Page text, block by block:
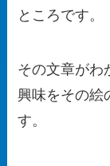
ところです。
その文章がわ
興味をその絵
す。